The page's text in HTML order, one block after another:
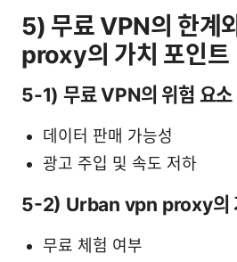
5) 무료 VPN의 한
proxy의 가치 포인트
5-1) 무료 VPN의 위험 요소
데이터 판매 가능성
광고 주입 및 속도 저하
5-2) Urban vpn proxy의
무료 체험 여부